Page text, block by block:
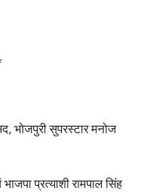
भोजपुरी सुपरस्टार मनोज
प्रत्याशी रामपाल सिंह